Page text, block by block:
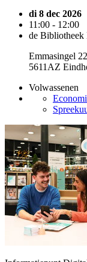
di 8 dec 2026
11:00 - 12:00
de Bibliotheek
Emmasingel 22
5611AZ
Volwassenen